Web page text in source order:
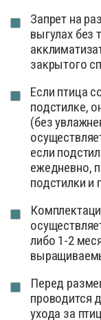
Запрет на
выгулах без
закрытого
Если птица
подстилке,
(без
если
ежедневно,
подстилки и
либо 1-2
Перед
проводится
ухода за